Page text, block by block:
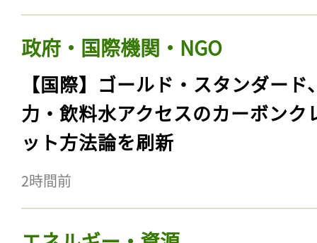
政府・国際機関・NGO
【国際】ゴールド・スタンダード
力・飲料水アクセスのカーボンク
ット方法論を刷新
2時間前